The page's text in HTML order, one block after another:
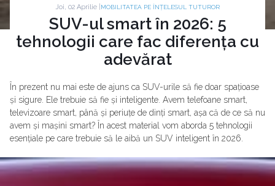
Joi, 02 Aprilie | MOBILITATEA PE ÎNȚELESUL TUTUROR
SUV-ul smart în 2026: 5
tehnologii care fac diferența cu
adevărat
În prezent nu mai este de ajuns ca SUV-urile să fie doar spațioase
și sigure. Ele trebuie să fie și inteligente. Avem telefoane smart,
televizoare smart, până și periuțe de dinți smart, așa că de ce să nu
avem și mașini smart? În acest material vom aborda 5 tehnologii
esențiale pe care trebuie să le aibă un SUV inteligent în 2026.